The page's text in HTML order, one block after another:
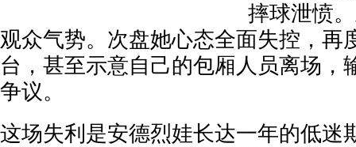
摔球泄愤
观众气势。次盘她心态全面失控，再
台，甚至示意自己的包厢人员离场，
争议。
这场失利是安德烈娃长达一年的低迷